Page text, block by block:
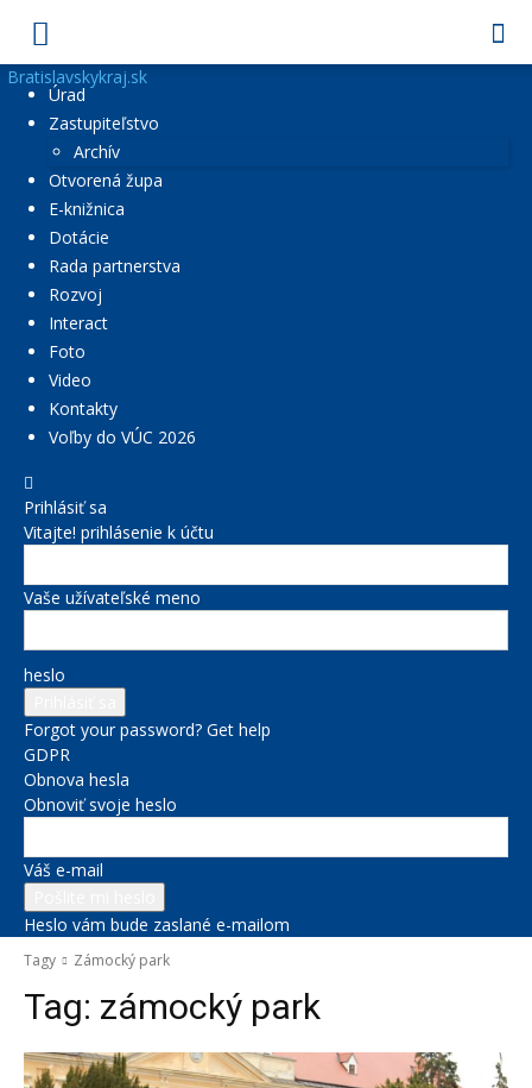
Bratislavskykraj.sk
Úrad
Zastupiteľstvo
Archív
Otvorená župa
E-knižnica
Dotácie
Rada partnerstva
Rozvoj
Interact
Foto
Video
Kontakty
Voľby do VÚC 2026
Prihlásiť sa
Vitajte! prihlásenie k účtu
Vaše užívateľské meno
heslo
Forgot your password? Get help
GDPR
Obnova hesla
Obnoviť svoje heslo
Váš e-mail
Heslo vám bude zaslané e-mailom
Tagy Zámocký park
Tag: zámocký park